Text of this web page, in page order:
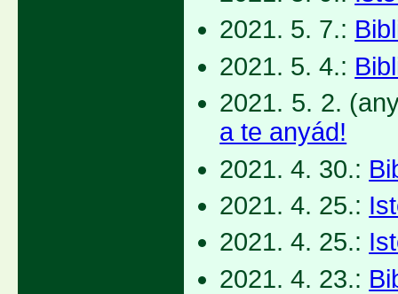
2021. 5. 7.:
2021. 5. 4.:
2021. 5. 2.
a te anyád!
2021. 4. 30.:
2021. 4. 25.:
2021. 4. 25.:
2021. 4. 23.: